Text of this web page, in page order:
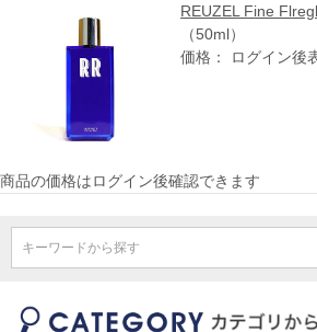
REUZEL Fine
（50ml）
価格： ログイン後
商品の価格はログイン後確認できます
キーワードから探す